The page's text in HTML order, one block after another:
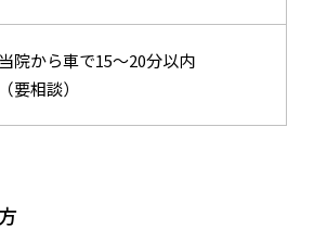
当院から⾞で15〜20分以内
（要相談）